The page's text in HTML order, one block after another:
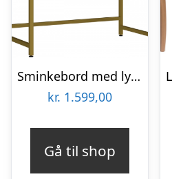
Sminkebord med lys og spejl i stål og MDF H76 – 137,5 x B100 x D50 cm – Mat guld/Hvid
kr. 1.599,00
Gå til shop